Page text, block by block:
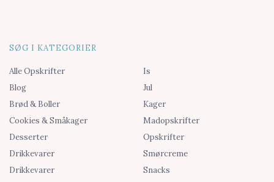
SØG I KATEGORIER
Alle Opskrifter
Blog
Brød & Boller
Cookies & Småkager
Desserter
Drikkevarer
Drikkevarer
Is
Jul
Kager
Madopskrifter
Opskrifter
Smørcreme
Snacks